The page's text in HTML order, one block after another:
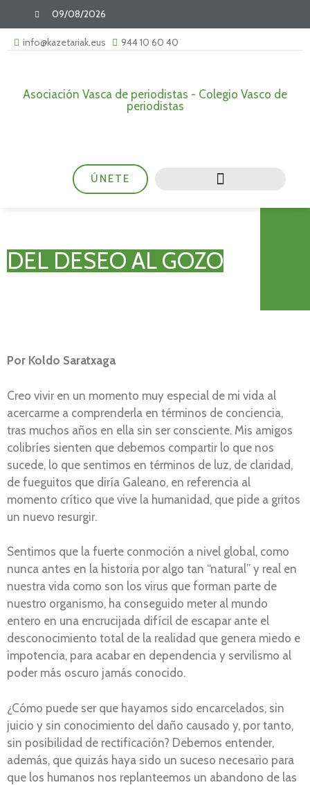
09/08/2026
info@kazetariak.eus 944 10 60 40
Asociación Vasca de periodistas - Colegio Vasco de
periodistas
ÚNETE
DEL DESEO AL GOZO
Por Koldo Saratxaga
Creo vivir en un momento muy especial de mi vida al
acercarme a comprenderla en términos de conciencia,
tras muchos años en ella sin ser consciente. Mis amigos
colibríes sienten que debemos compartir lo que nos
sucede, lo que sentimos en términos de luz, de claridad,
de fueguitos que diría Galeano, en referencia al
momento crítico que vive la humanidad, que pide a gritos
un nuevo resurgir.
Sentimos que la fuerte conmoción a nivel global, como
nunca antes en la historia por algo tan “natural” y real en
nuestra vida como son los virus que forman parte de
nuestro organismo, ha conseguido meter al mundo
entero en una encrucijada difícil de escapar ante el
desconocimiento total de la realidad que genera miedo e
impotencia, para acabar en dependencia y servilismo al
poder más oscuro jamás conocido.
¿Cómo puede ser que hayamos sido encarcelados, sin
juicio y sin conocimiento del daño causado y, por tanto,
sin posibilidad de rectificación? Debemos entender,
además, que quizás haya sido un suceso necesario para
que los humanos nos replanteemos un abandono de las